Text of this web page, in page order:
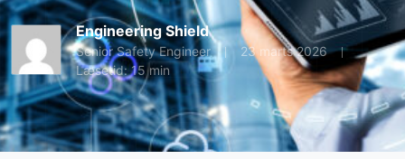
Engineering Shield
Senior Safety Engineer
23 marts 2026
Læsetid: 15 min